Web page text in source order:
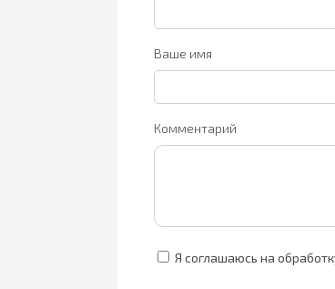
Ваше имя
Комментарий
Я соглашаюсь на